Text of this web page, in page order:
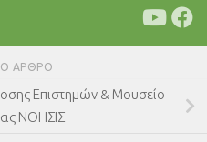
ΆΡΘΡΟ
Επιστημών & Μουσείο
ΝΟΗΣΙΣ